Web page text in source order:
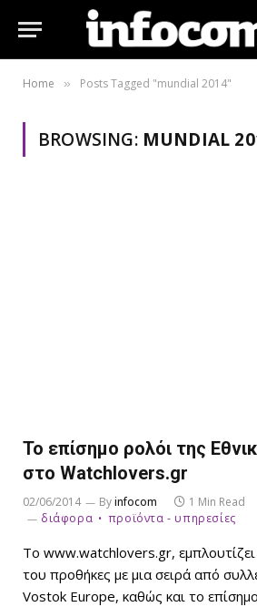
Home » Posts Tagged "mundial 2014"
BROWSING: MUNDIAL
To επίσημο ρολόι της
στο Watchlovers.gr
02/06/2014 Byinfocom
1 Min Read
διάφορα
προϊόντα - υπηρεσίες
Το www.watchlovers.gr, εμπλουτίζει
του προθήκες με μια σειρά από
Vostok Europe, καθώς και το